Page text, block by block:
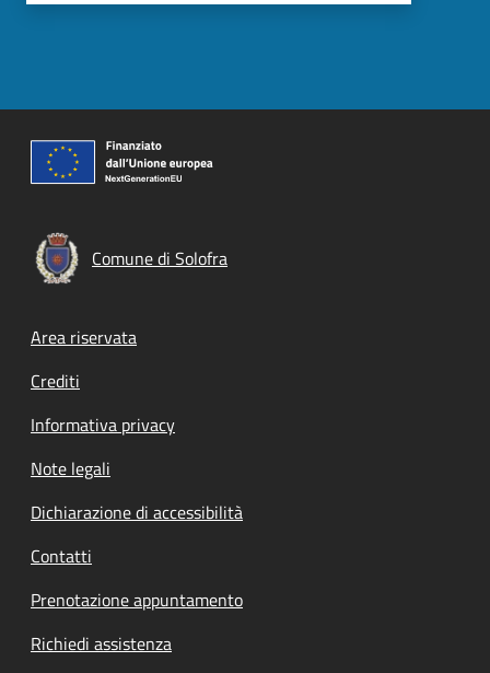
Comune di Solofra
Footer menu
Area riservata
Crediti
Informativa privacy
Note legali
Dichiarazione di accessibilità
Contatti
Prenotazione appuntamento
Richiedi assistenza